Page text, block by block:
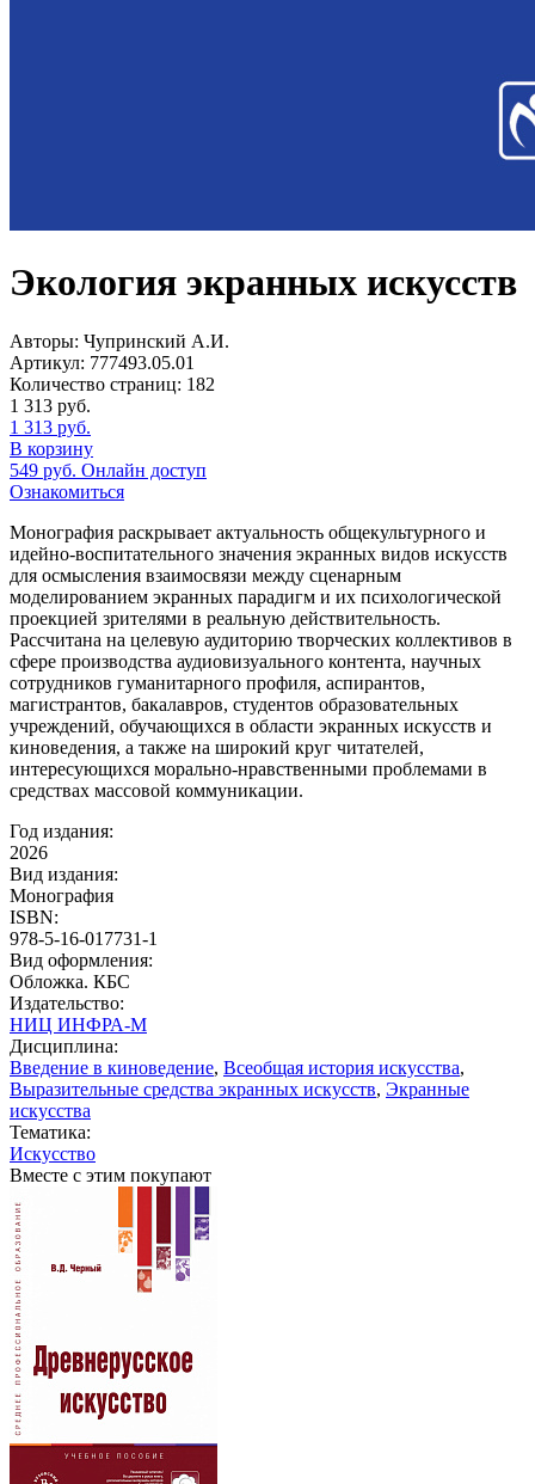
Экология экранных искусств
Авторы: Чупринский А.И.
Артикул: 777493.05.01
Количество страниц: 182
1 313 руб.
1 313 руб.
В корзину
549 руб. Онлайн доступ
Ознакомиться
Монография раскрывает актуальность общекультурного и
идейно-воспитательного значения экранных видов искусств
для осмысления взаимосвязи между сценарным
моделированием экранных парадигм и их психологической
проекцией зрителями в реальную действительность.
Рассчитана на целевую аудиторию творческих коллективов в
сфере производства аудиовизуального контента, научных
сотрудников гуманитарного профиля, аспирантов,
магистрантов, бакалавров, студентов образовательных
учреждений, обучающихся в области экранных искусств и
киноведения, а также на широкий круг читателей,
интересующихся морально-нравственными проблемами в
средствах массовой коммуникации.
Год издания:
2026
Вид издания:
Монография
ISBN:
978-5-16-017731-1
Вид оформления:
Обложка. КБС
Издательство:
НИЦ ИНФРА-М
Дисциплина:
Введение в киноведение, Всеобщая история искусства,
Выразительные средства экранных искусств, Экранные
искусства
Тематика:
Искусство
Вместе с этим покупают